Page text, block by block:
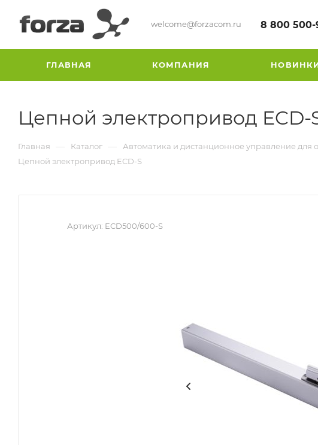
welcome@forzacom.ru 8 800 500-
ГЛАВНАЯ КОМПАНИЯ
Цепной электропривод ECD-
Главная — Каталог — Автоматика и дистанционное управление для
Цепной электропривод ECD-S
Артикул: ECD500/600-S